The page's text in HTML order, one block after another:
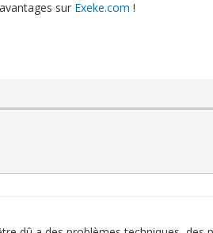
sur Exeke.com !